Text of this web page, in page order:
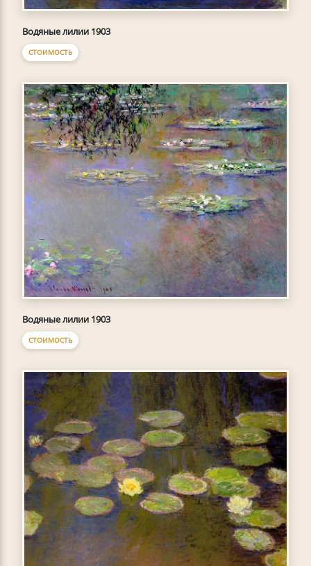
Водяные лилии 1903
СТОИМОСТЬ
Водяные лилии 1903
СТОИМОСТЬ